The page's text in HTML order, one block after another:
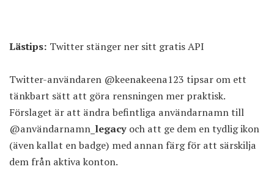
Lästips: Twitter stänger ner sitt gratis API
Twitter-användaren @keenakeena123 tipsar om ett
tänkbart sätt att göra rensningen mer praktisk.
Förslaget är att ändra befintliga användarnamn till
@användarnamn _legacy och att ge dem en tydlig ikon
(även kallat en badge) med annan färg för att särskilja
dem från aktiva konton.